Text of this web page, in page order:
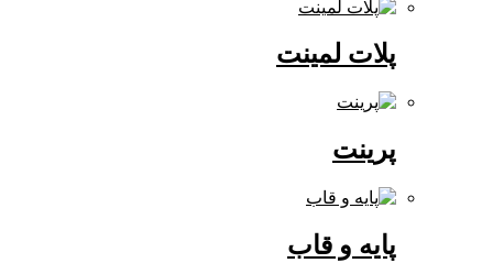
پلات لمینت
پایه و قاب